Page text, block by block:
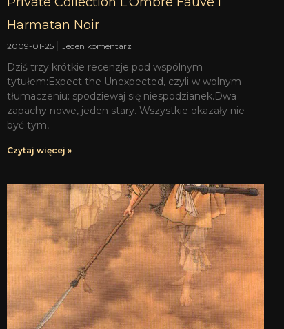
Harmatan Noir
2009-01-25 Jeden komentarz
Dziś trzy krótkie recenzje pod wspólnym
tytułem:Expect the Unexpected, czyli w wolnym
tłumaczeniu: spodziewaj się niespodzianek.Dwa
zapachy nowe, jeden stary. Wszystkie okazały nie
być tym,
Czytaj więcej »